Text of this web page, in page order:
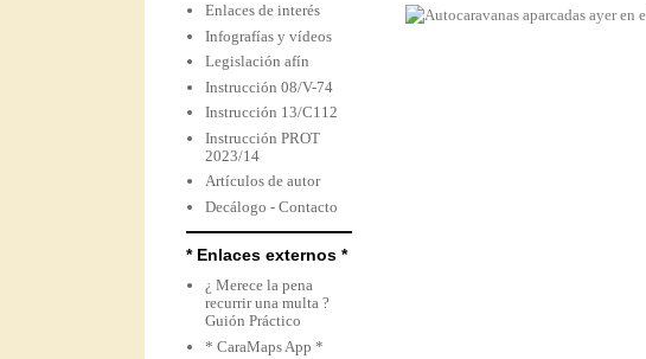
Enlaces de interés
Infografías y vídeos
Legislación afín
Instrucción 08/V-74
Instrucción 13/C112
Instrucción PROT
2023/14
Artículos de autor
Decálogo - Contacto
* Enlaces externos *
¿ Merece la pena
recurrir una multa ?
Guión Práctico
* CaraMaps App *